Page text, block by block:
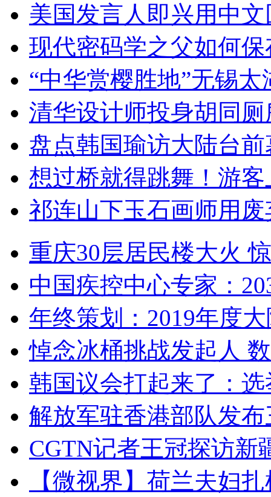
美国发言人即兴用中
现代密码学之父如何
“中华赏樱胜地”无锡
清华设计师投身胡同
盘点韩国瑜访大陆台
想过桥就得跳舞！游客
祁连山下玉石画师用
重庆30层居民楼大火
中国疾控中心专家：
年终策划：2019年度
悼念冰桶挑战发起人
韩国议会打起来了：
解放军驻香港部队发
CGTN记者王冠探访新
【微视界】荷兰夫妇